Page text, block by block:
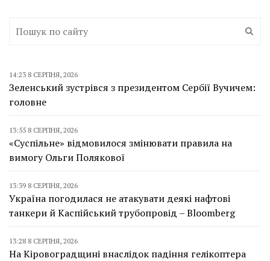
14:23 8 СЕРПНЯ, 2026
Зеленський зустрівся з президентом Сербії Вучичем:
головне
13:55 8 СЕРПНЯ, 2026
«Суспільне» відмовилося змінювати правила на
вимогу Ольги Полякової
13:39 8 СЕРПНЯ, 2026
Україна погодилася не атакувати деякі нафтові
танкери й Каспійський трубопровід – Bloomberg
13:28 8 СЕРПНЯ, 2026
На Кіровоградщині внаслідок падіння гелікоптера